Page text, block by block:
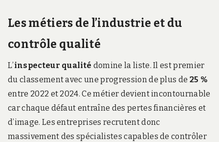
Les métiers de l’industrie et du
contrôle qualité
L’inspecteur qualité domine la liste. Il est premier
du classement avec une progression de plus de 25 %
entre 2022 et 2024. Ce métier devient incontournable
car chaque défaut entraîne des pertes financières et
d’image. Les entreprises recrutent donc
massivement des spécialistes capables de contrôler